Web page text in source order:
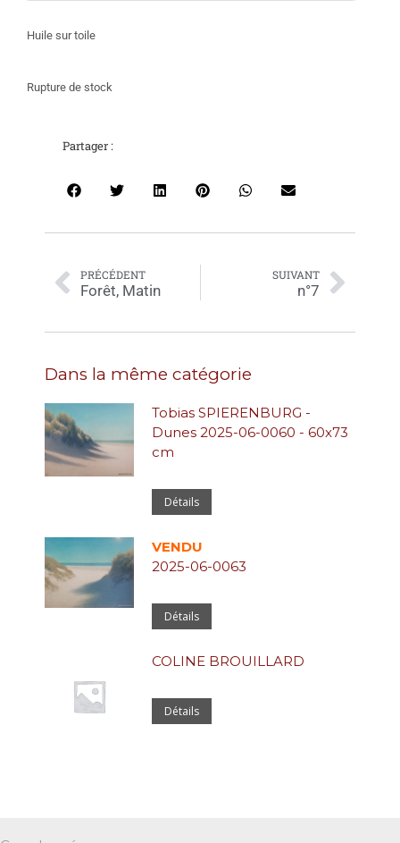
Huile sur toile
Rupture de stock
Partager :
PRÉCÉDENT
Forêt, Matin
SUIVANT
n°7
Dans la même catégorie
Tobias SPIERENBURG -
Dunes 2025-06-0060 - 60x73
cm
Détails
VENDU
2025-06-0063
Détails
COLINE BROUILLARD
Détails